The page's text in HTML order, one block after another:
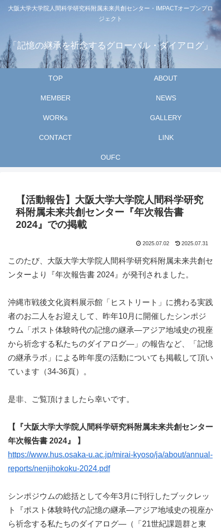
大阪大学大学院人間科学研究科附属未来共創センター・IMPACTオープンプロ
ジェクト
「記憶の継承を祈念するグローバル・ダイアログ」
TOP ABOUT
MEMBER NEWS
WORKs GALLERY
CONTACT LINK
OUFC
【活動報告】大阪大学大学院人間科学研究
科附属未来共創センター『年次報告書
2024』での掲載
2025.07.02 2025.07.31
このたび、大阪大学大学院人間科学研究科附属未来共創セ
ンターより『年次報告書 2024』が発刊されました。
沖縄市戦後文化資料展示館「ヒストリート」に携わる実践
者のお二人をお迎えして、昨年10月に開催したシンポジ
ウム「ポスト体験時代の記憶の継承―アジア地域史の視座
から祈念する私たちのダイアログ―」の報告など、「記憶
の継承ラボ」による昨年度の活動についても掲載して頂い
ています（34-36頁）。
是非、ご覧頂けましたら幸いです。
【『大阪大学大学院人間科学研究科附属未来共創センター
年次報告書 2024』 】
https://www.hus.osaka-u.ac.jp/mirai-kyoso/ja/about/annual-
reports/nenjihokoku-2024.pdf
シンポジウムの総括として今年3月に刊行したブックレッ
ト『ポスト体験時代の記憶の継承―アジア地域史の視座か
ら祈念する私たちのダイアログ―（「21世紀課題群と東